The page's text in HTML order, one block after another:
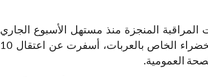
المنجزة منذ مستهل الأسبوع الجاري
عند المعبر الحدودي لميناء الجزيرة الخضراء الخاص بالعربات، أسفرت عن اعتقال 10
العمومية.